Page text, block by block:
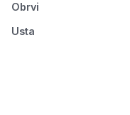
Obrvi
Usta